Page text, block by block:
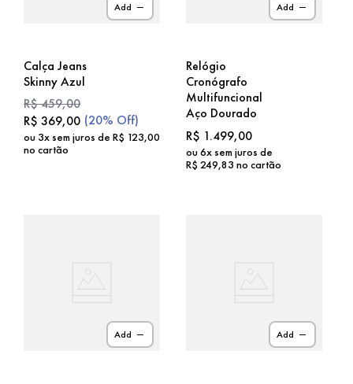
Add
Calça Jeans
Skinny Azul
R$459,00
R$ 369,00 (20% Off)
ou 3x sem juros de R$ 123,00
no cartão
Add
Relógio
Cronógrafo
Multifuncional
Aço Dourado
R$ 1.499,00
ou6x sem juros de
R$ 249,83 no cartão
Add Add